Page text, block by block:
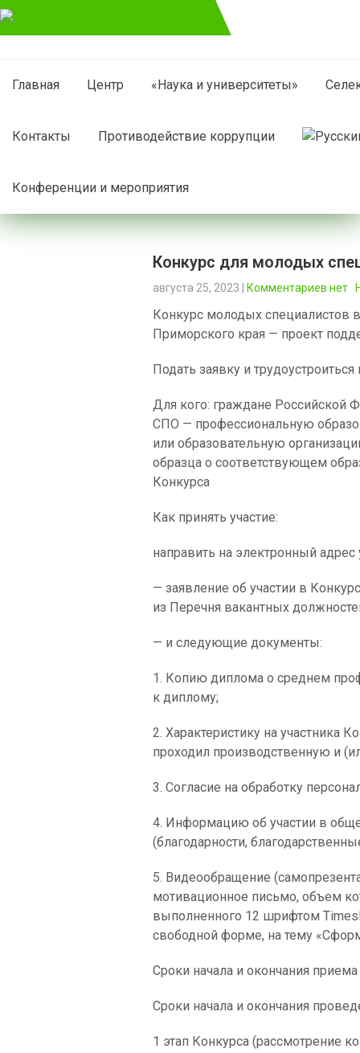
Главная Центр «Наука и университеты»
Контакты Противодействие коррупции
Конференции и мероприятия
Конкурс для молодых
августа 25, 2023 Комментариев нет
Конкурс молодых специалистов
Приморского края — проект
Подать заявку и
Для кого: граждане Российской
СПО — профессиональную
или образовательную
образца о соответствующем
Конкурса
Как принять участие:
направить на электронный адрес
— заявление об участии в
из Перечня вакантных
— и следующие документы:
1. Копию диплома о среднем
к диплому;
2. Характеристику на участника
проходил производственную и
3. Согласие на обработку
4. Информацию об участии в
(благодарности,
5. Видеообращение
мотивационное письмо, объем
выполненного 12 шрифтом
свободной форме, на тему
Сроки начала и окончания
Сроки начала и окончания
1 этап Конкурса (рассмотрение